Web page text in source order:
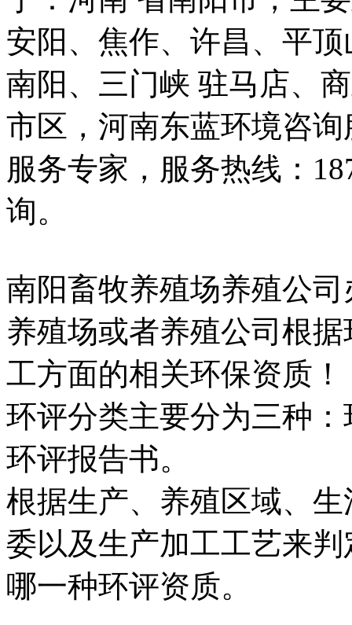
安阳、焦作、许昌、平
南阳、三门峡 驻马店、
市区，河南东蓝环境咨
服务专家，服务热线：
询。
南阳畜牧养殖场养殖公
养殖场或者养殖公司根
工方面的相关环保资质！
环评分类主要分为三种
环评报告书。
根据生产、养殖区域、
委以及生产加工工艺来
哪一种环评资质。